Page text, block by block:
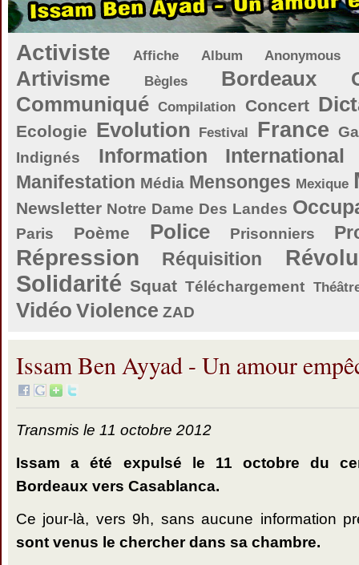
Activiste Affiche Album Anonymous
Artivisme Bègles Bordeaux
Communiqué Compilation Concert
Ecologie Evolution Festival France
Indignés
Information International
Manifestation Média Mensonges Mexique
Newsletter Notre Dame Des Landes
Paris Poème Police Prisonniers
Répression Réquisition
Solidarité Squat Téléchargement
Vidéo Violence ZAD
Issam Ben Ayyad - Un amour
Transmis le 11 octobre 2012
Issam a été expulsé le 11 octobre du
Bordeaux vers Casablanca.
Ce jour-là, vers 9h, sans aucune information
sont venus le chercher dans sa chambre.